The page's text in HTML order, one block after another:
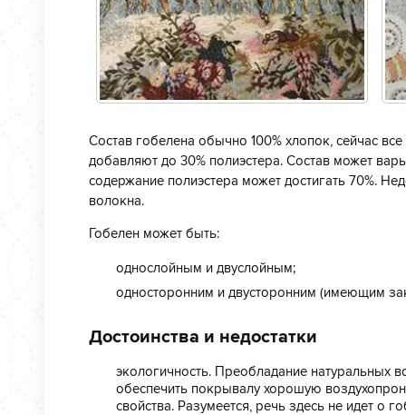
Состав гобелена обычно 100% хлопок, сейчас
добавляют до 30% полиэстера. Состав может
содержание полиэстера может достигать 70%.
волокна.
Гобелен может быть:
однослойным и двуслойным;
односторонним и двусторонним (имеющим
Достоинства и недостатки
экологичность. Преобладание натуральных
обеспечить покрывалу хорошую
свойства. Разумеется, речь здесь не идет о